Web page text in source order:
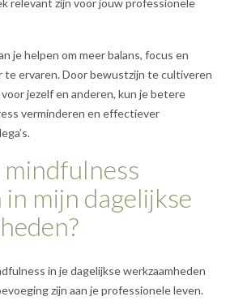
relevant zijn voor jouw professionele
je helpen om meer balans, focus en
te ervaren. Door bewustzijn te cultiveren
jezelf en anderen, kun je betere
verminderen en effectiever
mindfulness
mijn dagelijkse
in je dagelijkse werkzaamheden
zijn aan je professionele leven.